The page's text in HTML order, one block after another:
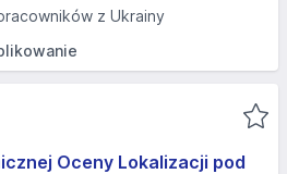
z Ukrainy
Oceny Lokalizacji pod